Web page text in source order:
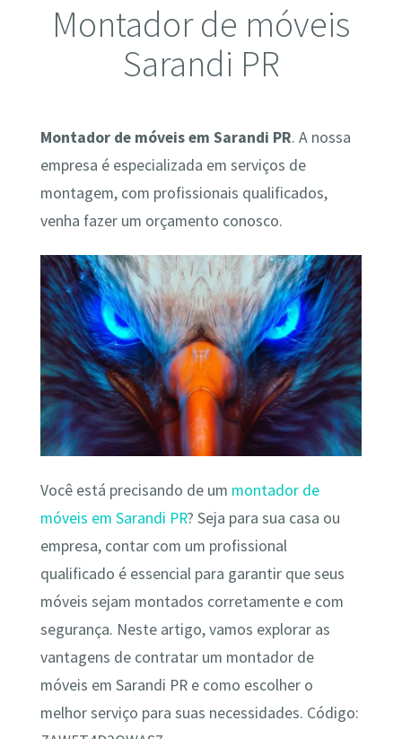
Montador de móveis
Sarandi PR
Montador de móveis em Sarandi PR. A nossa
empresa é especializada em serviços de
montagem, com profissionais qualificados,
venha fazer um orçamento conosco.
Você está precisando de um montador de
móveis em Sarandi PR? Seja para sua casa ou
empresa, contar com um profissional
qualificado é essencial para garantir que seus
móveis sejam montados corretamente e com
segurança. Neste artigo, vamos explorar as
vantagens de contratar um montador de
móveis em Sarandi PR e como escolher o
melhor serviço para suas necessidades. Código: